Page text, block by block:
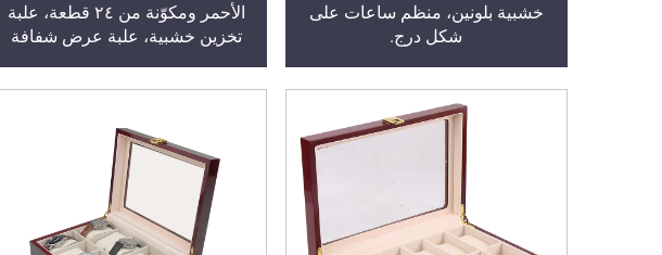
خشبية بلونين، منظم ساعات على
شكل درج.
الأحمر ومكوّنة من ٢٤ قطعة، علبة
تخزين خشبية، علبة عرض شفافة